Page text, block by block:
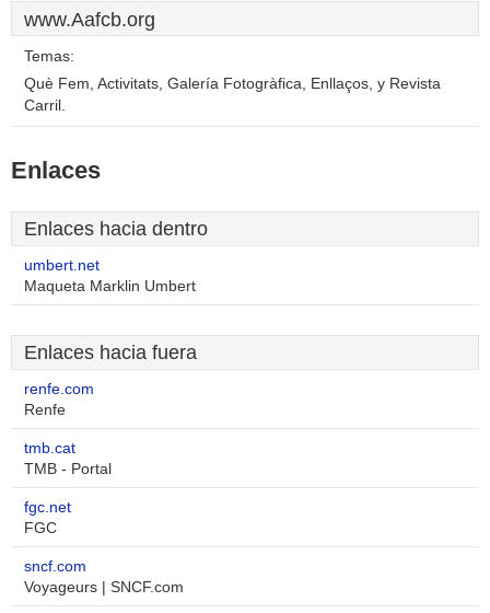
www.Aafcb.org
Temas:
Què Fem, Activitats, Galería Fotogràfica, Enllaços, y Revista
Carril.
Enlaces
Enlaces hacia dentro
umbert.net
Maqueta Marklin Umbert
Enlaces hacia fuera
renfe.com
Renfe
tmb.cat
TMB - Portal
fgc.net
FGC
sncf.com
Voyageurs | SNCF.com